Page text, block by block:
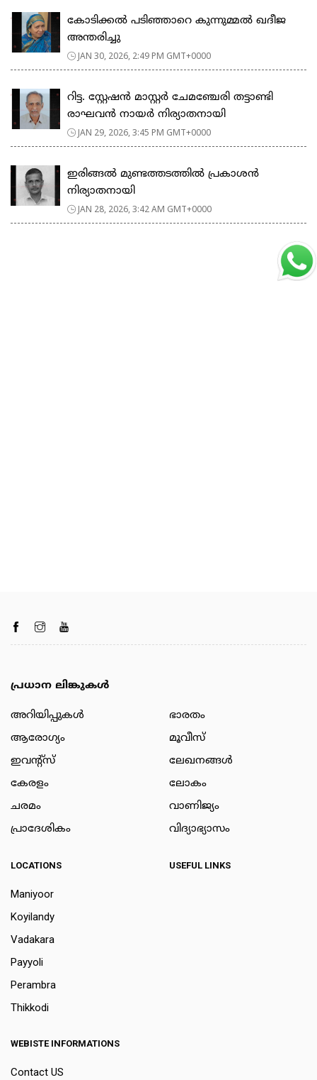
കോടിക്കൽ പടിഞ്ഞാറെ കുന്നുമ്മൽ ഖദീജ
അന്തരിച്ചു
JAN 30, 2026, 2:49 PM GMT+0000
റിട്ട. സ്റ്റേഷൻ മാസ്റ്റർ ചേമഞ്ചേരി തട്ടാണ്ടി
രാഘവൻ നായർ നിര്യാതനായി
JAN 29, 2026, 3:45 PM GMT+0000
ഇരിങ്ങൽ മുണ്ടത്തടത്തിൽ പ്രകാശൻ
നിര്യാതനായി
JAN 28, 2026, 3:42 AM GMT+0000
പ്രധാന ലിങ്കുകൾ
അറിയിപ്പുകള്‍
ആരോഗ്യം
ഇവന്റ്സ്
കേരളം
ചരമം
പ്രാദേശികം
ഭാരതം
മൂവീസ്
ലേഖനങ്ങള്‍
ലോകം
വാണിജ്യം
വിദ്യാഭ്യാസം
LOCATIONS
Maniyoor
Koyilandy
Vadakara
Payyoli
Perambra
Thikkodi
USEFUL LINKS
WEBISTE INFORMATIONS
Contact US